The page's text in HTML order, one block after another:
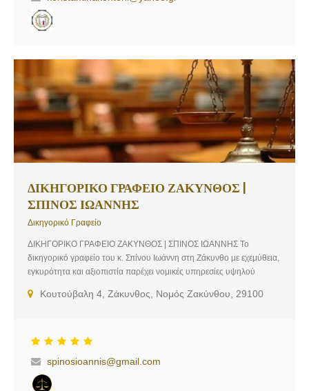
ΔΙΚΗΓΟΡΙΚΟ ΓΡΑΦΕΙΟ ΖΑΚΥΝΘΟΣ |
ΣΠΙΝΟΣ ΙΩΑΝΝΗΣ
Δικηγορικό Γραφείο
ΔΙΚΗΓΟΡΙΚΟ ΓΡΑΦΕΙΟ ΖΑΚΥΝΘΟΣ | ΣΠΙΝΟΣ ΙΩΑΝΝΗΣ Το
δικηγορικό γραφείο του κ. Σπίνου Ιωάννη στη Ζάκυνθο με εχεμύθεια,
εγκυρότητα και αξιοπιστία παρέχει νομικές υπηρεσίες υψηλού
Κουτούβαλη 4, Ζάκυνθος, Νομός Ζακύνθου, 29100
spinosioannis@gmail.com